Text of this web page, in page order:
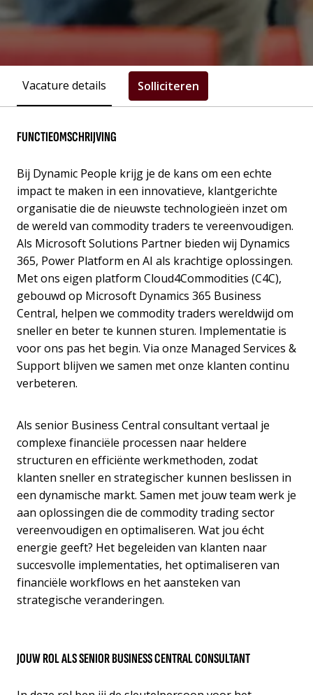
Vacature details Solliciteren
FUNCTIEOMSCHRIJVING
Bij Dynamic People krijg je de kans om een echte
impact te maken in een innovatieve, klantgerichte
organisatie die de nieuwste technologieën inzet om
de wereld van commodity traders te vereenvoudigen.
Als Microsoft Solutions Partner bieden wij Dynamics
365, Power Platform en AI als krachtige oplossingen.
Met ons eigen platform Cloud4Commodities (C4C),
gebouwd op Microsoft Dynamics 365 Business
Central, helpen we commodity traders wereldwijd om
sneller en beter te kunnen sturen. Implementatie is
voor ons pas het begin. Via onze Managed Services &
Support blijven we samen met onze klanten continu
verbeteren.
Als senior Business Central consultant vertaal je
complexe financiële processen naar heldere
structuren en efficiënte werkmethoden, zodat
klanten sneller en strategischer kunnen beslissen in
een dynamische markt. Samen met jouw team werk je
aan oplossingen die de commodity trading sector
vereenvoudigen en optimaliseren. Wat jou écht
energie geeft? Het begeleiden van klanten naar
succesvolle implementaties, het optimaliseren van
financiële workflows en het aansteken van
strategische veranderingen.
JOUW ROL ALS SENIOR BUSINESS CENTRAL CONSULTANT